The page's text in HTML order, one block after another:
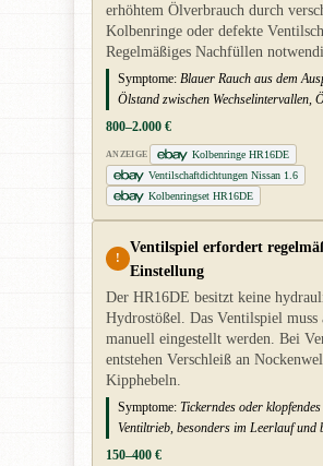
erhöhtem Ölverbrauch durch
Kolbenringe oder defekte
Regelmäßiges Nachfüllen
Symptome: Blauer Rauch aus dem
Ölstand zwischen Wechselintervallen,
800–2.000 €
ANZEIGE
Kolbenringe HR16DE
Ventilschaftdichtungen Nissan 1.6
Kolbenringset HR16DE
!
Ventilspiel erfordert
Einstellung
Der HR16DE besitzt keine
Hydrostößel. Das Ventilspiel
manuell eingestellt werden. Bei
entstehen Verschleiß an
Kipphebeln.
Symptome: Tickerndes oder
Ventiltrieb, besonders im Leerlauf und
150–400 €